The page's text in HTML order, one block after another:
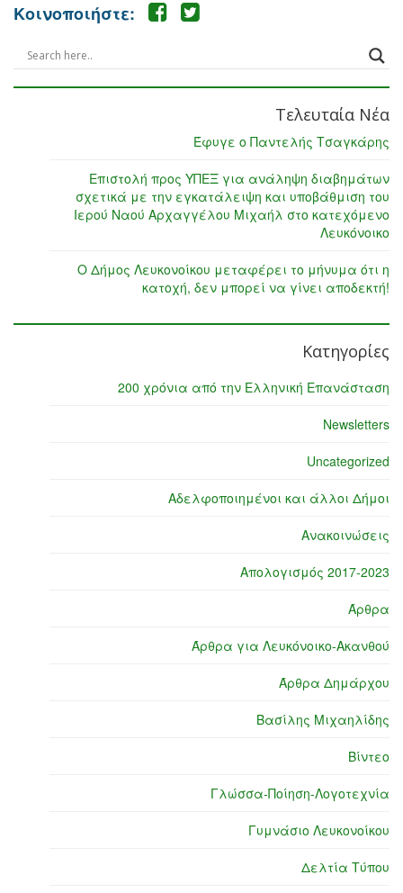
Κοινοποιήστε:
Τελευταία Νέα
Έφυγε ο Παντελής Τσαγκάρης
Επιστολή προς ΥΠΕΞ για ανάληψη διαβημάτων
σχετικά με την εγκατάλειψη και υποβάθμιση του
Ιερού Ναού Αρχαγγέλου Μιχαήλ στο κατεχόμενο
Λευκόνοικο
Ο Δήμος Λευκονοίκου μεταφέρει το μήνυμα ότι η
κατοχή, δεν μπορεί να γίνει αποδεκτή!
Κατηγορίες
200 χρόνια από την Ελληνική Επανάσταση
Newsletters
Uncategorized
Αδελφοποιημένοι και άλλοι Δήμοι
Ανακοινώσεις
Απολογισμός 2017-2023
Άρθρα
Άρθρα για Λευκόνοικο-Ακανθού
Άρθρα Δημάρχου
Βασίλης Μιχαηλίδης
Βίντεο
Γλώσσα-Ποίηση-Λογοτεχνία
Γυμνάσιο Λευκονοίκου
Δελτία Τύπου